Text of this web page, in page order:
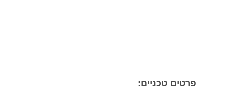
פרטים טכניים: